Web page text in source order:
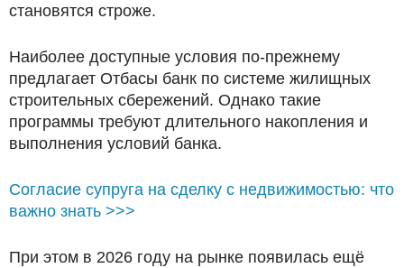
становятся строже.
Наиболее доступные условия по-прежнему
предлагает Отбасы банк по системе жилищных
строительных сбережений. Однако такие
программы требуют длительного накопления и
выполнения условий банка.
Согласие супруга на сделку с недвижимостью: что
важно знать >>>
При этом в 2026 году на рынке появилась ещё